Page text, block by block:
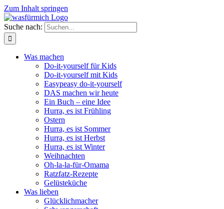
Zum Inhalt springen
Suche nach:
Was machen
Do-it-yourself für Kids
Do-it-yourself mit Kids
Easypeasy do-it-yourself
DAS machen wir heute
Ein Buch – eine Idee
Hurra, es ist Frühling
Ostern
Hurra, es ist Sommer
Hurra, es ist Herbst
Hurra, es ist Winter
Weihnachten
Oh-la-la-für-Omama
Ratzfatz-Rezepte
Gelüsteküche
Was lieben
Glücklichmacher